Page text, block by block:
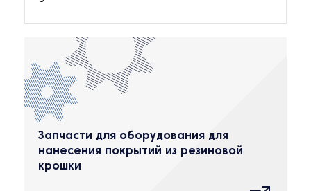
Запчасти для оборудования для
нанесения покрытий из резиновой
крошки